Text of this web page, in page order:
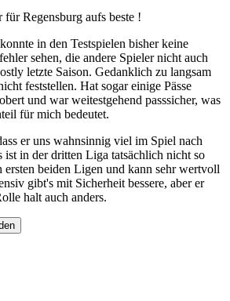
Regensburg aufs beste !
in den Testspielen bisher keine
sehen, die andere Spieler nicht auch
letzte Saison. Gedanklich zu langsam
feststellen. Hat sogar einige Pässe
und war weitestgehend passsicher, was
für mich bedeutet.
er uns wahnsinnig viel im Spiel nach
ist in der dritten Liga tatsächlich nicht so
beiden Ligen und kann sehr wertvoll
gibt's mit Sicherheit bessere, aber er
halt auch anders.